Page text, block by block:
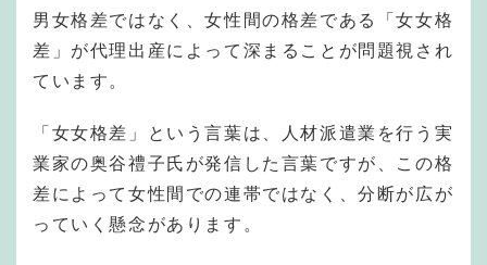
男女格差ではなく、女性間の格差である「女女格
差」が代理出産によって深まることが問題視され
ています。
「女女格差」という言葉は、人材派遣業を行う実
業家の奥谷禮子氏が発信した言葉ですが、この格
差によって女性間での連帯ではなく、分断が広が
っていく懸念があります。